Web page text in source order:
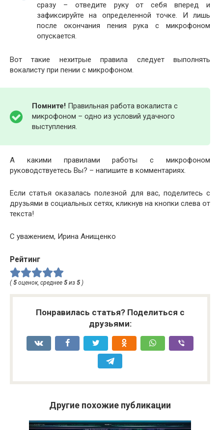
сразу – отведите руку от себя вперед и
зафиксируйте на определенной точке. И лишь
после окончания пения рука с микрофоном
опускается.
Вот такие нехитрые правила следует выполнять
вокалисту при пении с микрофоном.
Помните! Правильная работа вокалиста с
микрофоном – одно из условий удачного
выступления.
А какими правилами работы с микрофоном
руководствуетесь Вы? – напишите в комментариях.
Если статья оказалась полезной для вас, поделитесь с
друзьями в социальных сетях, кликнув на кнопки слева от
текста!
С уважением, Ирина Анищенко
Рейтинг
( 5 оценок, среднее 5 из 5 )
Понравилась статья? Поделиться с
друзьями:
Другие похожие публикации